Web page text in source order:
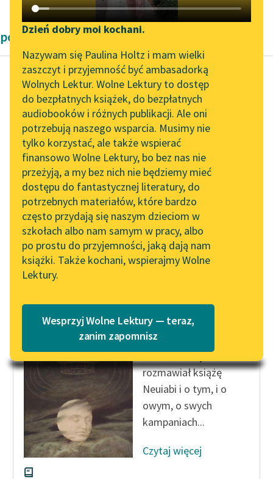
Katalog DAISY
Podkasty o książkach
Zgłoś brak utworu
Aktualności
„Prokurator Alicja Horn”
do słuchania
Byliśmy częścią AI Impact
Lab
Zapraszamy na spotkanie
online z tłumaczkami
literatury skandynawskiej
Spotkanie z Katarzyną
Tunkiel w Oslo
102. lata temu zmarł
Joseph Conrad
Lektury szkolne i klasyka
literatury do słuchania dla
uczennic i uczniów z
niepełnosprawnościami
E-kolekcja lektur
szkolnych i literatury do
słuchania dla uczennic i
uczniów z
niepełnosprawnościami
Narzędzia
Mapa Wolnych Lektur
Leśmianator
Przewodnik dla piszących i
czytających
API
OAI-PMH
Widget Wolnych Lektur
Przypisy
Katalog w formacie PDF
Dzień dobry moi kochani.
Nazywam się Paulina Holtz i mam wielki
zaszczyt i przyjemność być ambasadorką
Wolnych Lektur. Wolne Lektury to dostęp
do bezpłatnych książek, do bezpłatnych
audiobooków i różnych publikacji. Ale oni
potrzebują naszego wsparcia. Musimy nie
tylko korzystać, ale także wspierać
finansowo Wolne Lektury, bo bez nas nie
przeżyją, a my bez nich nie będziemy mieć
dostępu do fantastycznej literatury, do
potrzebnych materiałów, które bardzo
często przydają się naszym dzieciom w
szkołach albo nam samym w pracy, albo
po prostu do przyjemności, jaką dają nam
książki. Także kochani, wspierajmy Wolne
Lektury.
Wesprzyj Wolne Lektury — teraz,
zanim zapomnisz
powieści fantastyczne Teodora Tripplina
Teodor Tripplin
Podróż po Księżycu
Umysły mieszkańców
Snu są pod wszystkimi
względami nadzwyczaj
rozdwojone. Teraz
snogrodzianie sami nie
wiedzą, co...
Czytaj więcej
Podróż po Księżycu
Wiele ze mną
rozmawiał książę
Neuiabi i o tym, i o
owym, o swych
kampaniach...
Czytaj więcej